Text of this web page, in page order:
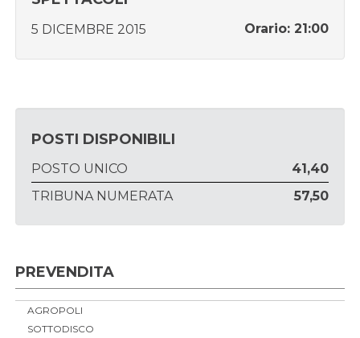
5 DICEMBRE 2015 Orario: 21:00
POSTI DISPONIBILI
POSTO UNICO
41,40
TRIBUNA NUMERATA
57,50
PREVENDITA
AGROPOLI
SOTTODISCO